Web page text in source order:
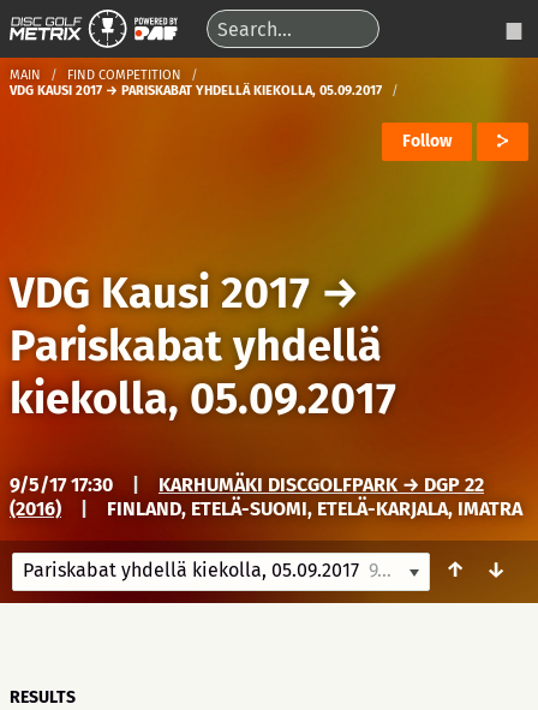
MAIN
FIND COMPETITION
VDG KAUSI 2017 → PARISKABAT YHDELLÄ KIEKOLLA, 05.09.2017
Follow
VDG Kausi 2017 →
Pariskabat yhdellä
kiekolla, 05.09.2017
9/5/17 17:30
KARHUMÄKI DISCGOLFPARK → DGP 22
(2016)
FINLAND, ETELÄ-SUOMI, ETELÄ-KARJALA, IMATRA
Pariskabat yhdellä kiekolla, 05.09.2017 9/5/17 17:30 ↑ ↓
RESULTS